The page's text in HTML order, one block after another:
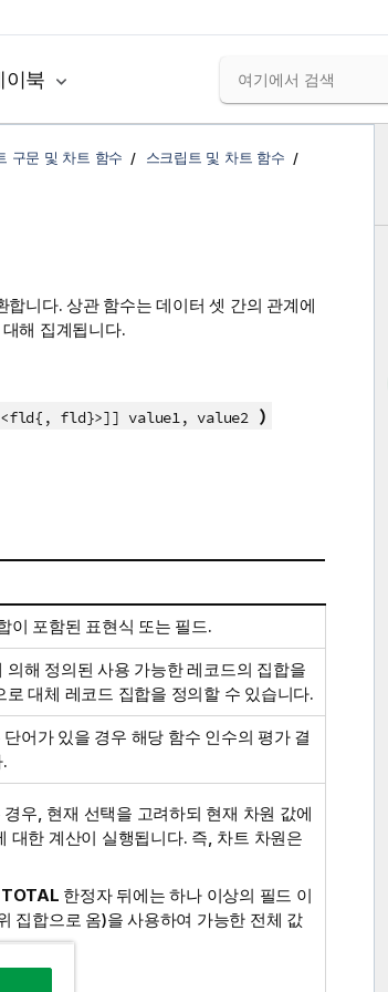
이북
구문 및 차트 함수
스크립트 및 차트 함수
니다. 상관 함수는 데이터 셋 간의 관계에
해 집계됩니다.
[<fld{, fld}>]] value1, value2 )
이 포함된 표현식 또는 필드.
해 정의된 사용 가능한 레코드의 집합을
대체 레코드 집합을 정의할 수 있습니다.
단어가 있을 경우 해당 함수 인수의 평가 결
우, 현재 선택을 고려하되 현재 차원 값에
대한 계산이 실행됩니다. 즉, 차트 차원은
TOTAL 한정자 뒤에는 하나 이상의 필드 이
집합으로 옴)을 사용하여 가능한 전체 값